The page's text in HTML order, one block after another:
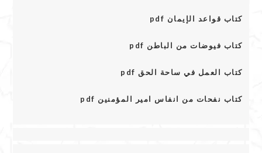
كتاب قواعد الإيمان pdf
كتاب فيوضات من الباطن pdf
كتاب العمل في ساحة الحق pdf
كتاب نفحات من انفاس امير المؤمنين pdf